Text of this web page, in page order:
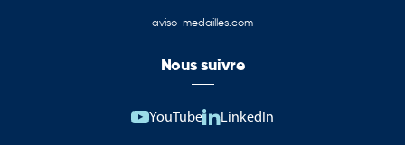
aviso-medailles.com
Nous suivre
YouTube LinkedIn